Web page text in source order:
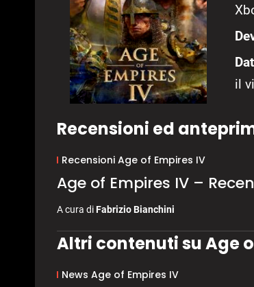
il
Recensioni ed
Recensioni Age of Empires IV
Age of Empires IV –
A cura diFabrizio Bianchini
Altri contenuti su Age
News Age of Empires IV